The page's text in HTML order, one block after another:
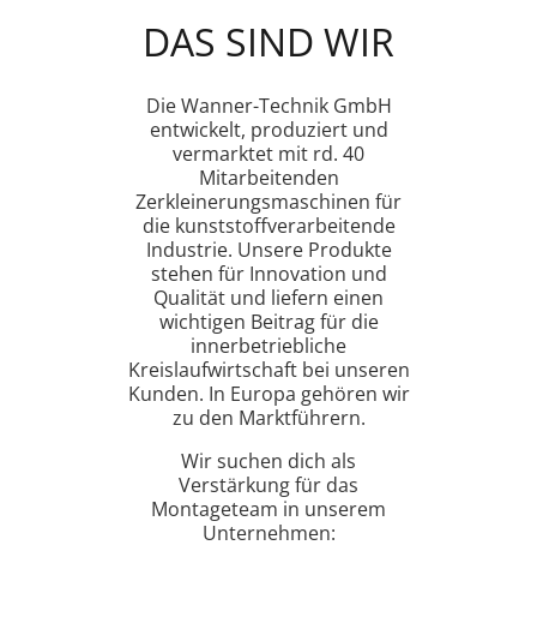
DAS SIND WIR
Die Wanner-Technik GmbH
entwickelt, produziert und
vermarktet mit rd. 40
Mitarbeitenden
Zerkleinerungsmaschinen für
die kunststoffverarbeitende
Industrie. Unsere Produkte
stehen für Innovation und
Qualität und liefern einen
wichtigen Beitrag für die
innerbetriebliche
Kreislaufwirtschaft bei unseren
Kunden. In Europa gehören wir
zu den Marktführern.
Wir suchen dich als
Verstärkung für das
Montageteam in unserem
Unternehmen: